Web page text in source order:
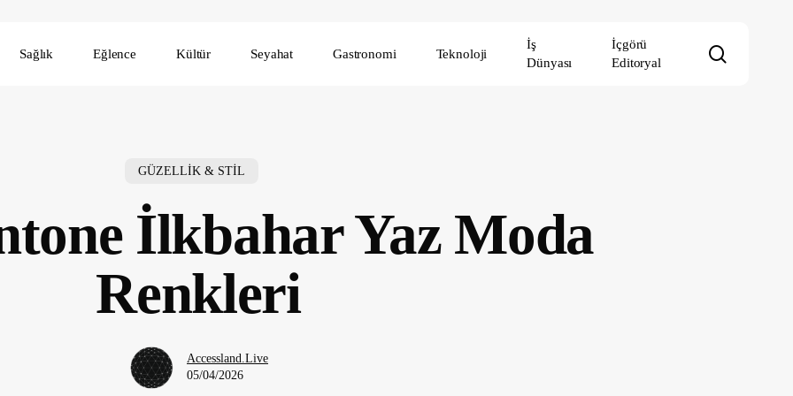
Sağlık Eğlence Kültür Seyahat Gastronomi Teknoloji
İş
Dünyası
İçgörü
Editoryal
GÜZELLİK & STİL
İlkbahar Yaz Moda
Renkleri
Accessland.Live
05/04/2026